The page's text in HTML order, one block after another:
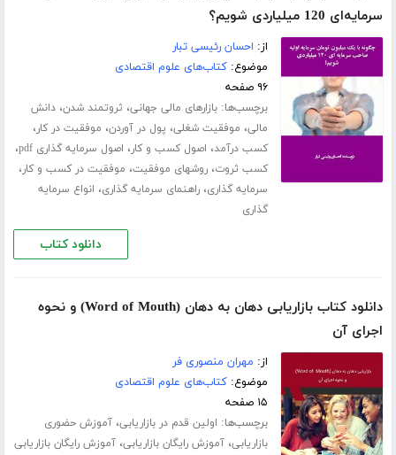
سرمایه‌ای 120 میلیاردی شویم؟
از: احسان رئیسی تبار
موضوع:کتاب‌های علوم اقتصادی
۹۶ صفحه
برچسب‌ها:بازارهای مالی جهانی، ثروتمند شدن،دانش
مالی، موفقیت شغلی، پول در آوردن، موفقیت در کار،
کسب درآمد، اصول کسب و کار، اصول سرمایه گذاری pdf ،
کسب ثروت،روشهای موفقیت، موفقیت در کسب و کار،
سرمایه گذاری،راهنمای سرمایه گذاری، انواع سرمایه
گذاری
دانلود کتاب
دانلود کتاب بازاریابی دهان به دهان (Word of Mouth) و نحوه
اجرای آن
از: مهران منصوری فر
موضوع:کتاب‌های علوم اقتصادی
۱۵ صفحه
برچسب‌ها: اولین قدم در بازاریابی،آموزش حضوری
بازاریابی،آموزش رایگان بازاریابی،آموزش رایگان بازاریابی